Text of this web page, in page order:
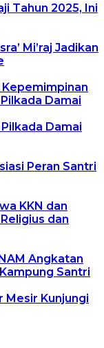
Tahun 2025, Ini
Mi’raj Jadikan
Damai
Damai
Peran Santri
KKN dan
dan
Angkatan
Santri
Mesir Kunjungi